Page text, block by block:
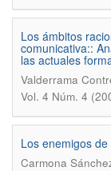
Los ámbitos
comunicativa::
las actuales
Valderrama
Vol. 4 Núm. 4
Los enemigos
Carmona